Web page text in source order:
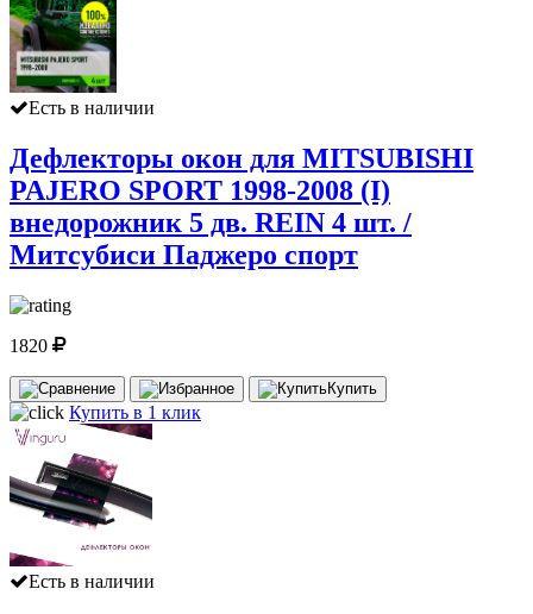
Есть в наличии
Дефлекторы окон для MITSUBISHI
PAJERO SPORT 1998-2008 (I)
внедорожник 5 дв. REIN 4 шт. /
Митсубиси Паджеро спорт
1820
Купить
Купить в 1 клик
Есть в наличии